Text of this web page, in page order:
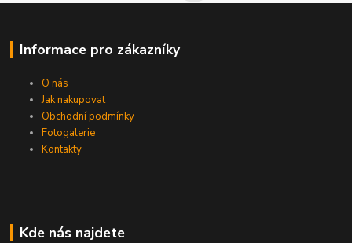
Informace pro zákazníky
O nás
Jak nakupovat
Obchodní podmínky
Fotogalerie
Kontakty
Kde nás najdete